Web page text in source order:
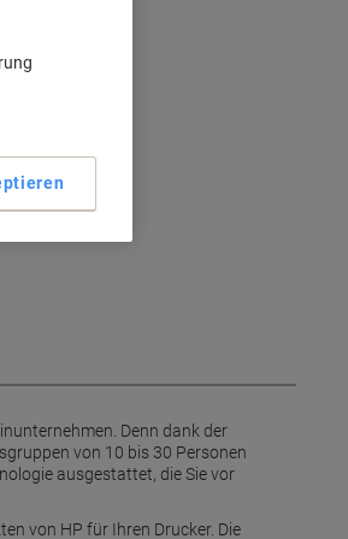
Denn dank der
von 10 bis 30 Personen
ausgestattet, die Sie vor
von HP für Ihren Drucker. Die